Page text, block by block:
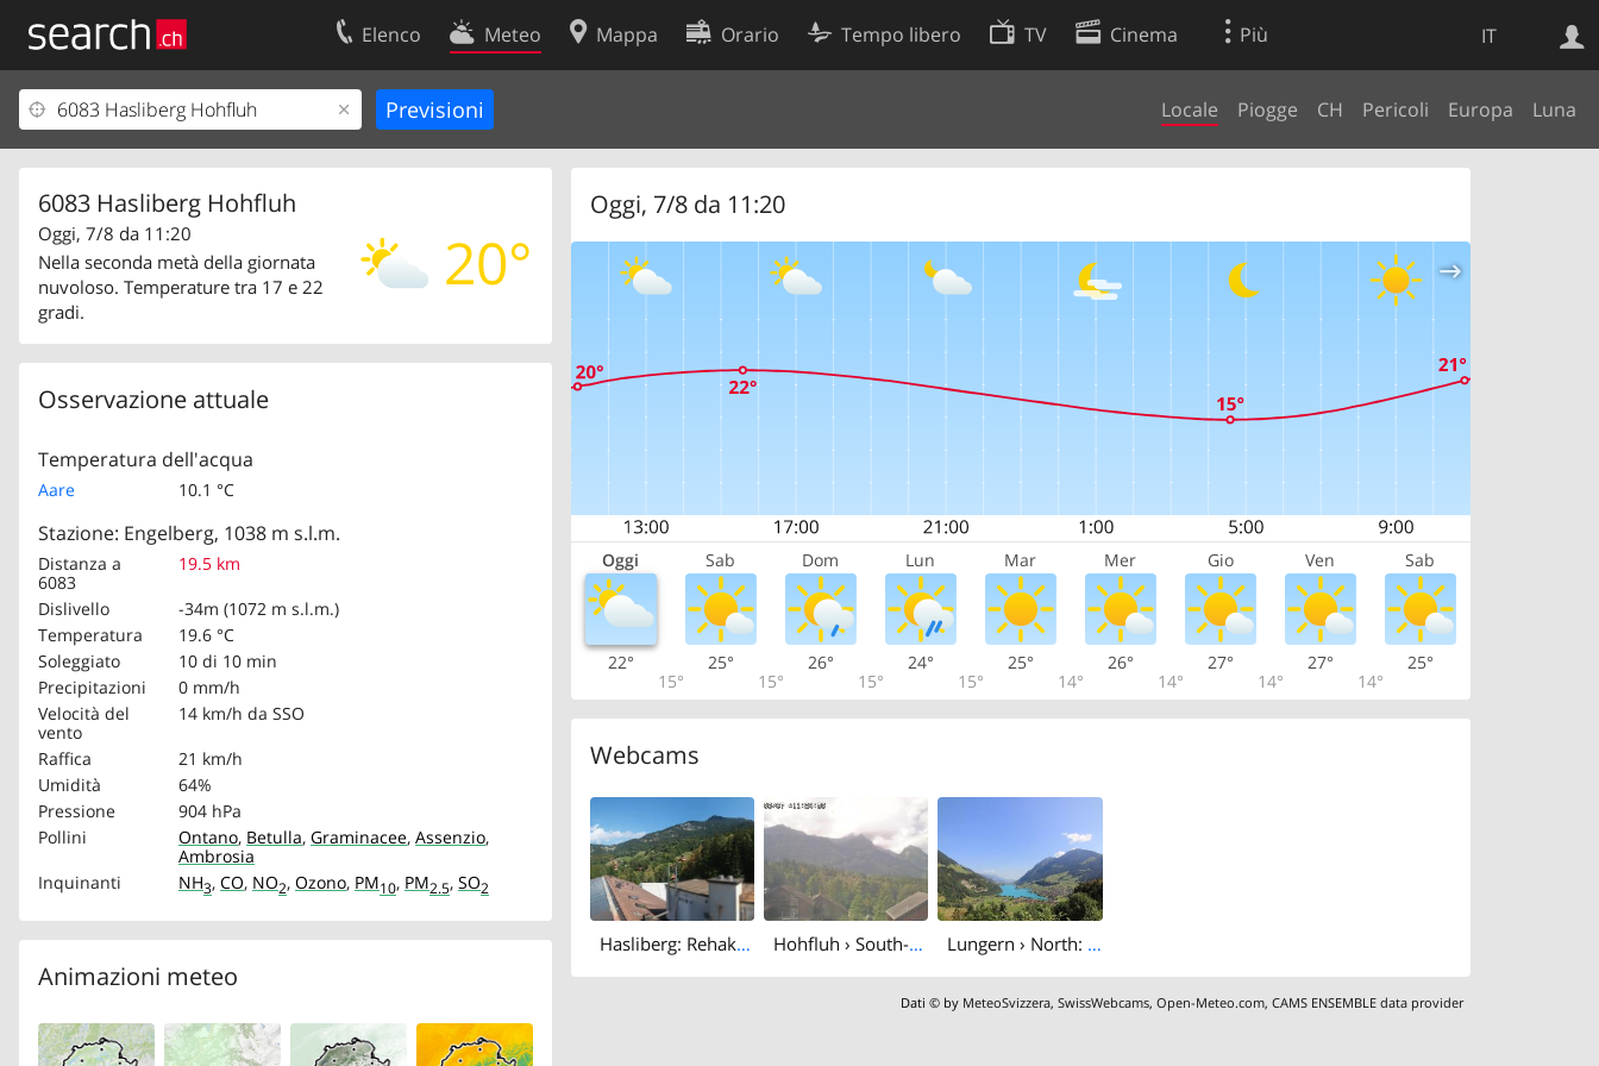
IT
Elenco Meteo Mappa Orario Tempo libero TV Cinema Più
Locale Piogge CH Pericoli Europa Luna
6083 Hasliberg Hohfluh
20°
Oggi, 7/8 da 11:20
Nella seconda metà della giornata
nuvoloso. Temperature tra 17 e 22
gradi.
Osservazione attuale
Temperatura dell'acqua
Aare 10.1 °C
Stazione: Engelberg, 1038 m s.l.m.
Distanza a
6083
19.5 km
Dislivello
-34m (1072 m s.l.m.)
Temperatura
19.6 °C
Soleggiato
10 di 10 min
Precipitazioni
0 mm/h
Velocità del
vento
14 km/h da SSO
Raffica
21 km/h
Umidità
64%
Pressione
904 hPa
Pollini
Ontano, Betulla, Graminacee, Assenzio,
Ambrosia
Inquinanti
NH3, CO, NO2, Ozono, PM10, PM2.5, SO2
Animazioni meteo
Oggi, 7/8 da 11:20
Oggi Sab Dom Lun Mar Mer Gio Ven Sab
22°
15°
25°
15°
26°
15°
24°
15°
25°
14°
26°
14°
27°
14°
27°
14°
25°
Webcams
Hasliberg: Rehaklinik AG Hohfluh › South-west: Haslibergoase - Schwarzhorn Lungern › North: Obsee - Lake Lungern - Fischerparadies Lungern - Mount Pilatus
Dati © by MeteoSvizzera,SwissWebcams,Open-Meteo.com,CAMS ENSEMBLE data provider
Ricerca Web
Il vostro profolio
Area clienti
Informazioni Legali
Contatti
Condizioni d’uso
Preferenze cookie